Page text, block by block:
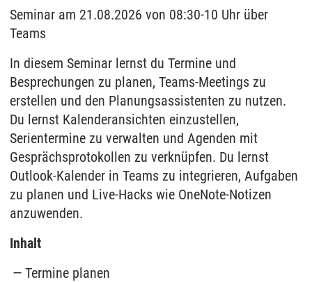
Seminar am 21.08.2026 von 08:30-10 Uhr über
Teams
In diesem Seminar lernst du Termine und
Besprechungen zu planen, Teams-Meetings zu
erstellen und den Planungsassistenten zu nutzen.
Du lernst Kalenderansichten einzustellen,
Serientermine zu verwalten und Agenden mit
Gesprächsprotokollen zu verknüpfen. Du lernst
Outlook-Kalender in Teams zu integrieren, Aufgaben
zu planen und Live-Hacks wie OneNote-Notizen
anzuwenden.
Inhalt
Termine planen